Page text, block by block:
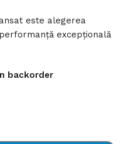
este alegerea
excepțională
backorder